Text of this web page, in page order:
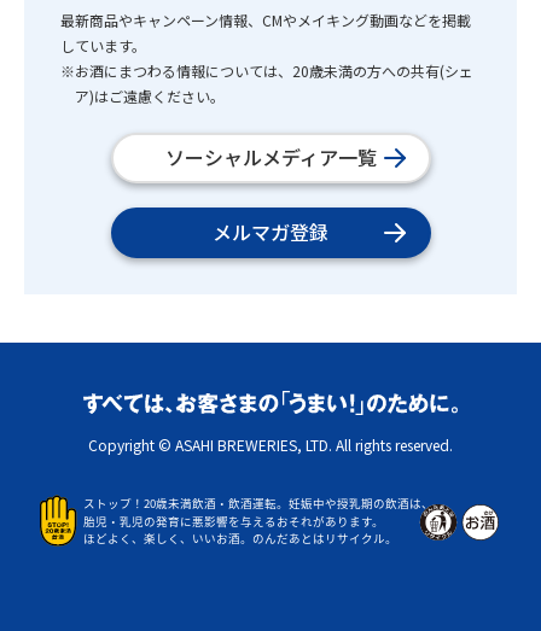
最新商品やキャンペーン情報、CMやメイキング動画などを掲載
しています。
※お酒にまつわる情報については、20歳未満の方への共有(シェ
ア)はご遠慮ください。
ソーシャルメディア一覧
メルマガ登録
Copyright © ASAHI BREWERIES, LTD. All rights reserved.